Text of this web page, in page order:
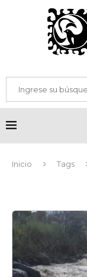
Inicio Tags